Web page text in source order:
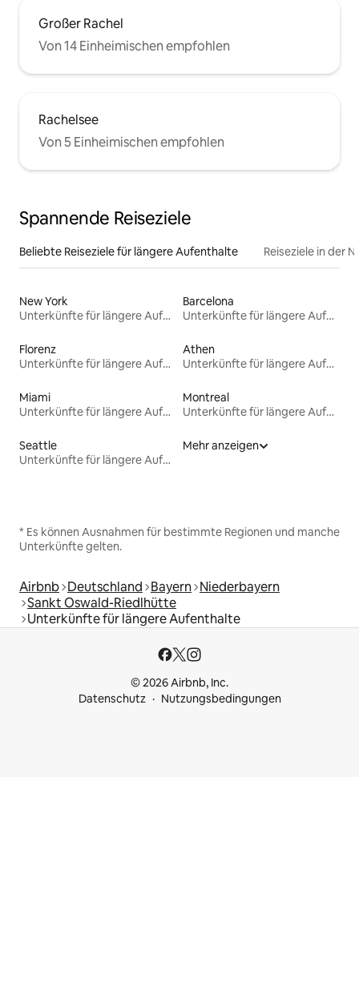
Großer Rachel
Von 14 Einheimischen empfohlen
Rachelsee
Von 5 Einheimischen empfohlen
Spannende Reiseziele
Beliebte Reiseziele für längere Aufenthalte Reiseziele in der
New York
Unterkünfte für längere Aufenthalte
Barcelona
Unterkünfte für längere Aufenthalte
Florenz
Unterkünfte für längere Aufenthalte
Athen
Unterkünfte für längere Aufenthalte
Miami
Unterkünfte für längere Aufenthalte
Montreal
Unterkünfte für längere Aufenthalte
Seattle
Unterkünfte für längere Aufenthalte
Mehr anzeigen
* Es können Ausnahmen für bestimmte Regionen und manche
Unterkünfte gelten.
Airbnb Deutschland Bayern Niederbayern
Sankt Oswald-Riedlhütte
Unterkünfte für längere Aufenthalte
© 2026 Airbnb, Inc.
Datenschutz
Nutzungsbedingungen